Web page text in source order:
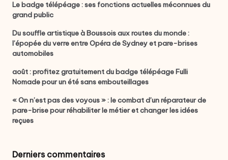
Le badge télépéage : ses fonctions actuelles méconnues du
grand public
Du souffle artistique à Boussois aux routes du monde :
l’épopée du verre entre Opéra de Sydney et pare-brises
automobiles
août : profitez gratuitement du badge télépéage Fulli
Nomade pour un été sans embouteillages
« On n’est pas des voyous » : le combat d’un réparateur de
pare-brise pour réhabiliter le métier et changer les idées
reçues
Derniers commentaires